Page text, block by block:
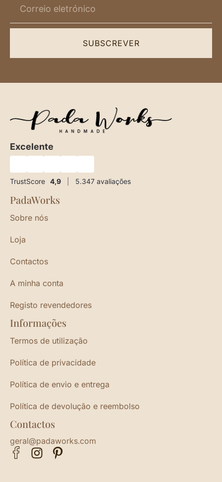
SUBSCREVER
Excelente
TrustScore 4,9 5.347 avaliações
PadaWorks
Sobre nós
Loja
Contactos
A minha conta
Registo revendedores
Informações
Termos de utilização
Política de privacidade
Política de envio e entrega
Política de devolução e reembolso
Contactos
geral@padaworks.com